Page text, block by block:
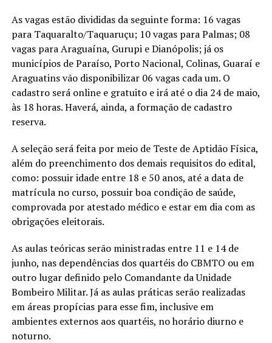
As vagas estão divididas da seguinte forma: 16 vagas
para Taquaralto/Taquaruçu; 10 vagas para Palmas; 08
vagas para Araguaína, Gurupi e Dianópolis; já os
municípios de Paraíso, Porto Nacional, Colinas, Guaraí e
Araguatins vão disponibilizar 06 vagas cada um. O
cadastro será online e gratuito e irá até o dia 24 de maio,
às 18 horas. Haverá, ainda, a formação de cadastro
reserva.
A seleção será feita por meio de Teste de Aptidão Física,
além do preenchimento dos demais requisitos do edital,
como: possuir idade entre 18 e 50 anos, até a data de
matrícula no curso, possuir boa condição de saúde,
comprovada por atestado médico e estar em dia com as
obrigações eleitorais.
As aulas teóricas serão ministradas entre 11 e 14 de
junho, nas dependências dos quartéis do CBMTO ou em
outro lugar definido pelo Comandante da Unidade
Bombeiro Militar. Já as aulas práticas serão realizadas
em áreas propícias para esse fim, inclusive em
ambientes externos aos quartéis, no horário diurno e
noturno.